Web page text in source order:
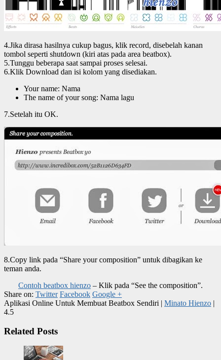
4.Jika dirasa hasilnya cukup bagus, klik record, disebelah kanan
tombol seperti shutdown (kiri atas pada area beatbox).
5.Tunggu beberapa saat sampai proses selesai.
6.Klik Download dan isi kolom yang disediakan.
Your name: Nama
The name of your song: Nama lagu
7.Setelah itu OK.
8.Copy link pada “Share your composition” untuk dibagikan ke
teman anda.
Contoh beatbox hienzo – Klik pada “See the composition”.
Share on: Twitter Facebook Google +
Aplikasi Online Untuk Membuat Beatbox Sendiri | Minato Hienzo |
4.5
Related Posts